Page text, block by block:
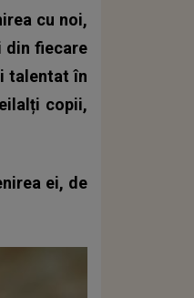
cu noi,
din fiecare
talentat în
copii,
ei, de